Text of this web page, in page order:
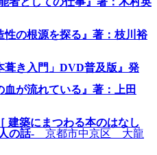
の根源を探る』著：枝川裕
葺き入門」DVD普及版』発
が流れている』著：上田
建築にまつわる本のはなし
の話- 京都市中京区 大龍